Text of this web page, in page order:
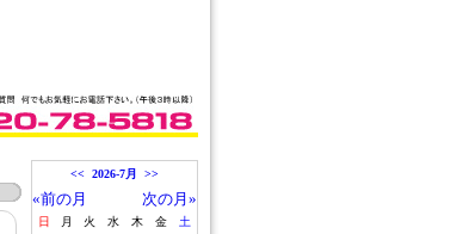
<< 2026-7月 >>
«前の月 次の月»
日 月 火 水 木 金 土